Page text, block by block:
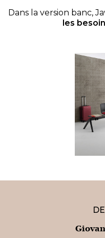
Dans la version banc,
les